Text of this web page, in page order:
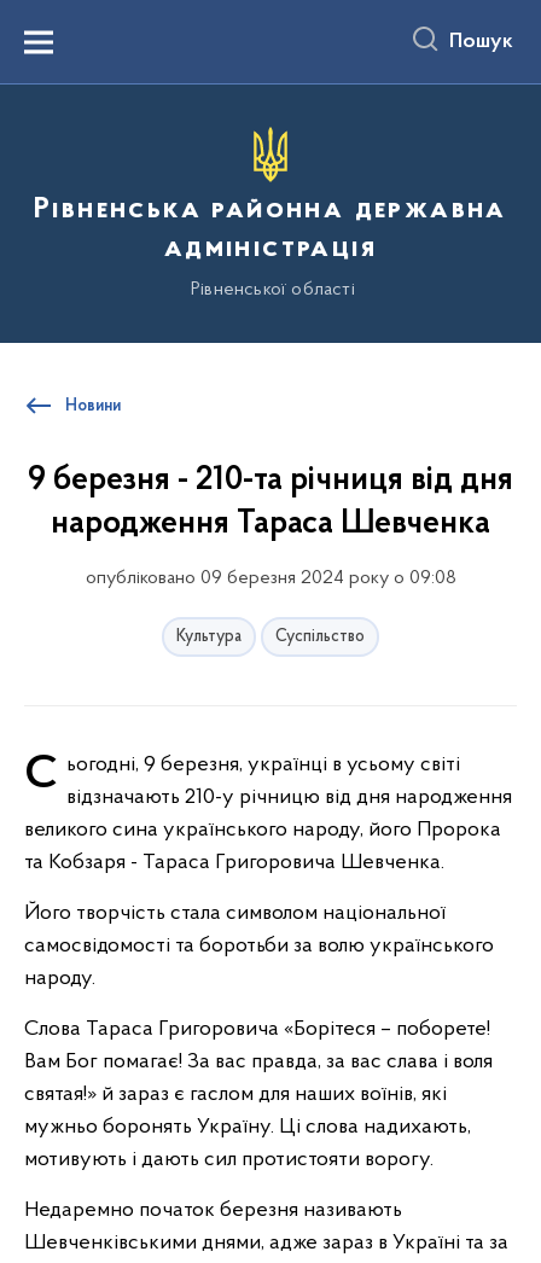
вмістуMenu Пошук
Рівненська районна державна
адміністрація
Рівненської області
Новини
9 березня - 210-та річниця від дня
народження Тараса Шевченка
опубліковано 09 березня 2024 року о 09:08
Культура Суспільство
Сьогодні, 9 березня, українці в усьому світі відзначають 210-у річницю від дня народження
великого сина українського народу, його Пророка
та Кобзаря - Тараса Григоровича Шевченка.
Його творчість стала символом національної
самосвідомості та боротьби за волю українського
народу.
Слова Тараса Григоровича «Борітеся – поборете!
Вам Бог помагає! За вас правда, за вас слава і воля
святая!» й зараз є гаслом для наших воїнів, які
мужньо боронять Україну. Ці слова надихають,
мотивують і дають сил протистояти ворогу.
Недаремно початок березня називають
Шевченківськими днями, адже зараз в Україні та за